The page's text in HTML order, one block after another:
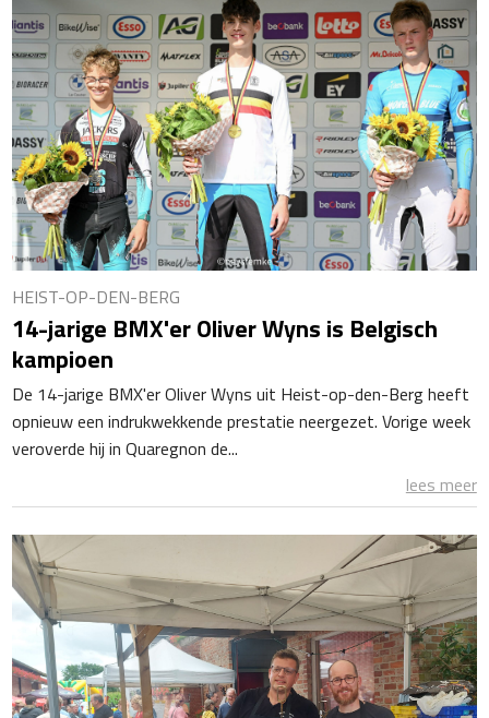
HEIST-OP-DEN-BERG
14-jarige BMX'er Oliver Wyns is Belgisch
kampioen
De 14-jarige BMX'er Oliver Wyns uit Heist-op-den-Berg heeft
opnieuw een indrukwekkende prestatie neergezet. Vorige week
veroverde hij in Quaregnon de...
lees meer